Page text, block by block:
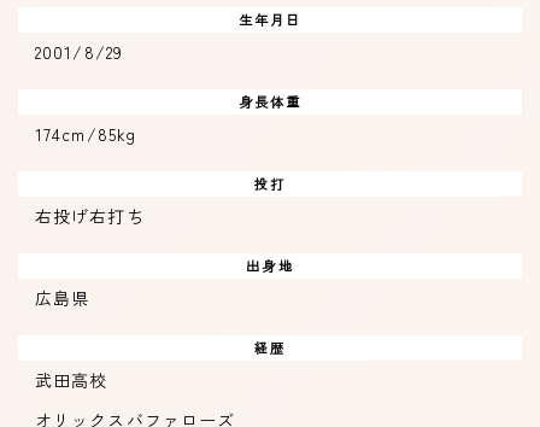
生年月日
2001/8/29
身長体重
174cm/85kg
投打
右投げ右打ち
出身地
広島県
経歴
武田高校
オリックスバファローズ